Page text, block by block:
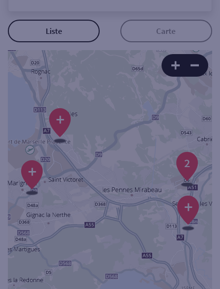
Autour de moi
Ville / Code postal
Rue
Rechercher
Liste Carte
+
+
+
2